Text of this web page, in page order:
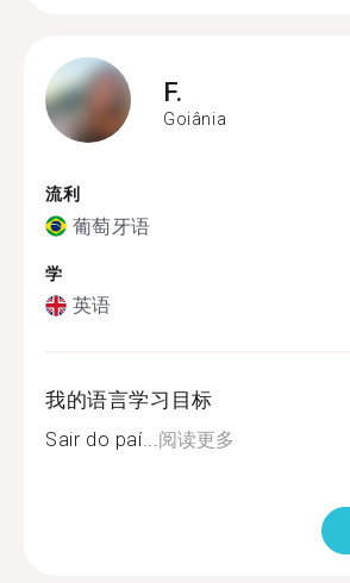
F.
Goiânia
流利
葡萄牙语
学
英语
我的语言学习目标
Sair do paí...阅读更多